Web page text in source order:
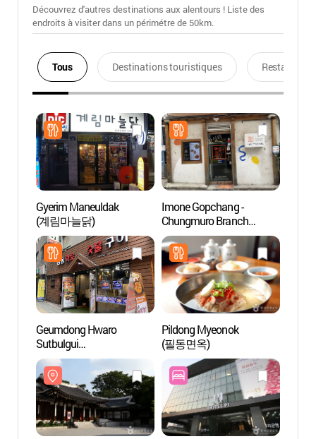
Découvrez d'autres destinations aux alentours ! Liste des
endroits à visiter dans un périmétre de 50km.
Tous Destinations touristiques Restaurants
Gyerim Maneuldak
(계림마늘닭)
Imone Gopchang -
Chungmuro Branch
(왕십리이모네곱창
충무로국민은행골목)
Geumdong Hwaro
Sutbulgui
(금동화로숯불구이)
Pildong Myeonok
(필동면옥)